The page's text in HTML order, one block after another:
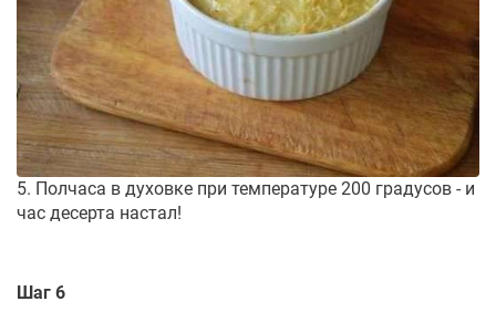
5. Полчаса в духовке при температуре 200 градусов - и
час десерта настал!
Шаг 6